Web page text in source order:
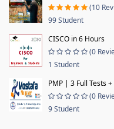
(10
99 Student
CISCO in 6 Hours
(0
1 Student
PMP | 3 Full Tests
(0
9 Student